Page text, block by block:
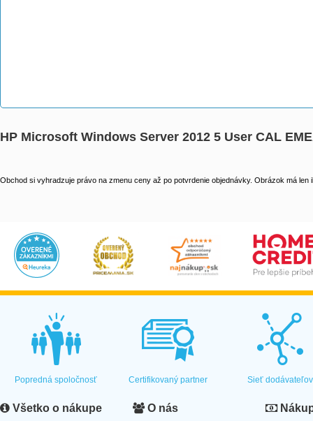
HP Microsoft Windows Server 2012 5 User CAL
Obchod si vyhradzuje právo na zmenu ceny až po potvrdenie objednávky. Obrázok má len
Popredná spoločnosť Certifikovaný partner Sieť dodávateľov
Všetko o nákupe O nás